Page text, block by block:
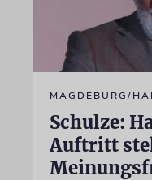
MAGDEBURG/
Schulze:
Auftritt